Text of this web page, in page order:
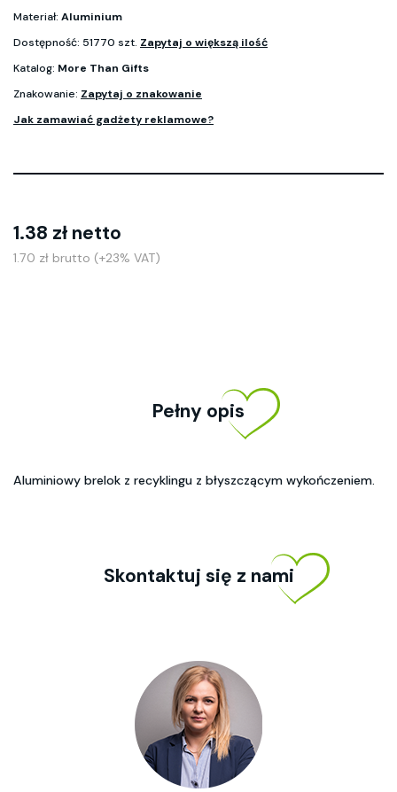
Materiał: Aluminium
Dostępność: 51770 szt. Zapytaj o większą ilość
Katalog: More Than Gifts
Znakowanie: Zapytaj o znakowanie
Jak zamawiać gadżety reklamowe?
1.38 zł netto
1.70 zł brutto (+23% VAT)
Pełny opis
Aluminiowy brelok z recyklingu z błyszczącym wykończeniem.
Skontaktuj się z nami